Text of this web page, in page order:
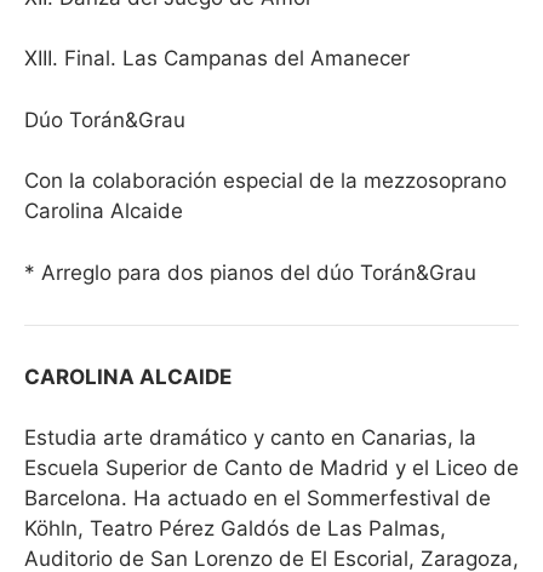
XIII. Final. Las Campanas del Amanecer
Dúo Torán&Grau
Con la colaboración especial de la mezzosoprano
Carolina Alcaide
* Arreglo para dos pianos del dúo Torán&Grau
CAROLINA ALCAIDE
Estudia arte dramático y canto en Canarias, la
Escuela Superior de Canto de Madrid y el Liceo de
Barcelona. Ha actuado en el Sommerfestival de
Köhln, Teatro Pérez Galdós de Las Palmas,
Auditorio de San Lorenzo de El Escorial, Zaragoza,